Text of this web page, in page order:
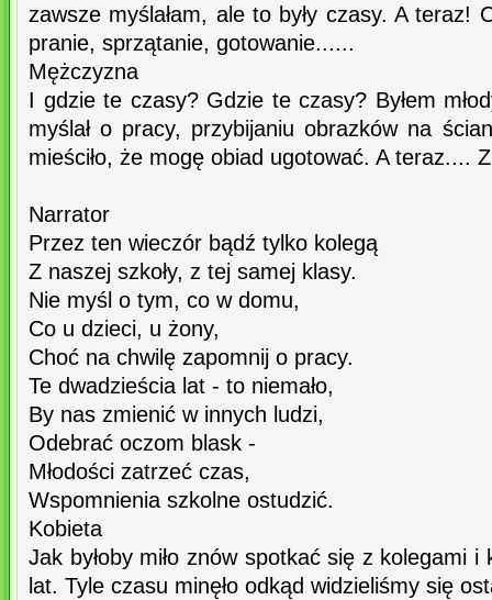
zawsze myślałam, ale to były czasy. A teraz!
pranie, sprzątanie, gotowanie......
Mężczyzna
I gdzie te czasy? Gdzie te czasy? Byłem
myślał o pracy, przybijaniu obrazków na
mieściło, że mogę obiad ugotować. A teraz....
Narrator
Przez ten wieczór bądź tylko kolegą
Z naszej szkoły, z tej samej klasy.
Nie myśl o tym, co w domu,
Co u dzieci, u żony,
Choć na chwilę zapomnij o pracy.
Te dwadzieścia lat - to niemało,
By nas zmienić w innych ludzi,
Odebrać oczom blask -
Młodości zatrzeć czas,
Wspomnienia szkolne ostudzić.
Kobieta
Jak byłoby miło znów spotkać się z kolegami
lat. Tyle czasu minęło odkąd widzieliśmy się